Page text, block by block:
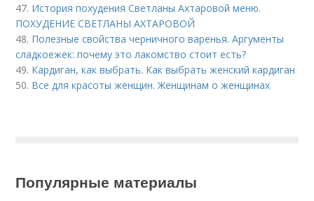
47. История похудения Светланы Ахтаровой меню.
ПОХУДЕНИЕ СВЕТЛАНЫ АХТАРОВОЙ
48. Полезные свойства черничного варенья. Аргументы
сладкоежек: почему это лакомство стоит есть?
49. Кардиган, как выбрать. Как выбрать женский кардиган
50. Все для красоты женщин. Женщинам о женщинах
Популярные материалы